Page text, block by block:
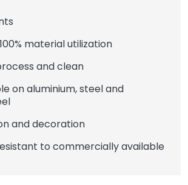
material utilization
and clean
aluminium, steel and
decoration
to commercially available